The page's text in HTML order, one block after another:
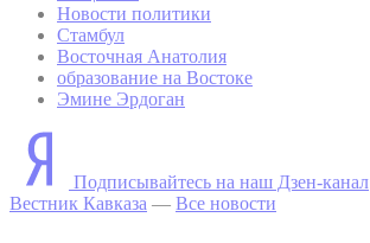
Новости политики
Стамбул
Восточная Анатолия
образование на Востоке
Эмине Эрдоган
Подписывайтесь на наш Дзен-канал
Вестник Кавказа — Все новости